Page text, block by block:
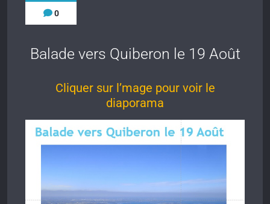
0
Balade vers Quiberon le 19 Août
Cliquer sur l’mage pour voir le
diaporama